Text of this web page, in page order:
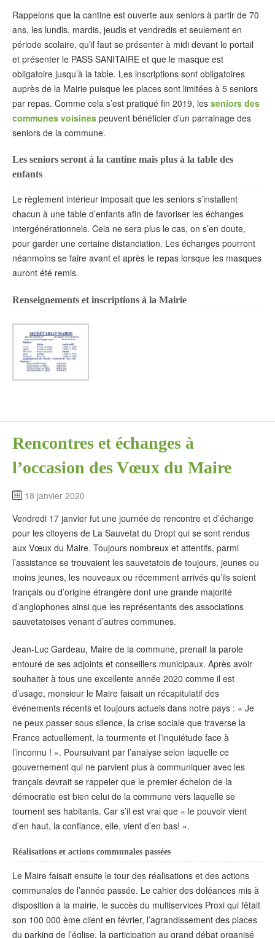
Rappelons que la cantine est ouverte aux seniors à partir de 70
ans, les lundis, mardis, jeudis et vendredis et seulement en
période scolaire, qu’il faut se présenter à midi devant le portail
et présenter le PASS SANITAIRE et que le masque est
obligatoire jusqu’à la table. Les inscriptions sont obligatoires
auprès de la Mairie puisque les places sont limitées à 5 seniors
par repas. Comme cela s’est pratiqué fin 2019, les seniors des
communes voisines peuvent bénéficier d’un parrainage des
seniors de la commune.
Les seniors seront à la cantine mais plus à la table des
enfants
Le règlement intérieur imposait que les seniors s’installent
chacun à une table d’enfants afin de favoriser les échanges
intergénérationnels. Cela ne sera plus le cas, on s’en doute,
pour garder une certaine distanciation. Les échanges pourront
néanmoins se faire avant et après le repas lorsque les masques
auront été remis.
Renseignements et inscriptions à la Mairie
Rencontres et échanges à
l’occasion des Vœux du Maire
18 janvier 2020
Vendredi 17 janvier fut une journée de rencontre et d’échange
pour les citoyens de La Sauvetat du Dropt qui se sont rendus
aux Vœux du Maire. Toujours nombreux et attentifs, parmi
l’assistance se trouvaient les sauvetatois de toujours, jeunes ou
moins jeunes, les nouveaux ou récemment arrivés qu’ils soient
français ou d’origine étrangère dont une grande majorité
d’anglophones ainsi que les représentants des associations
sauvetatoises venant d’autres communes.
Jean-Luc Gardeau, Maire de la commune, prenait la parole
entouré de ses adjoints et conseillers municipaux. Après avoir
souhaiter à tous une excellente année 2020 comme il est
d’usage, monsieur le Maire faisait un récapitulatif des
événements récents et toujours actuels dans notre pays : « Je
ne peux passer sous silence, la crise sociale que traverse la
France actuellement, la tourmente et l’inquiétude face à
l’inconnu ! ». Poursuivant par l’analyse selon laquelle ce
gouvernement qui ne parvient plus à communiquer avec les
français devrait se rappeler que le premier échelon de la
démocratie est bien celui de la commune vers laquelle se
tournent ses habitants. Car s’il est vrai que « le pouvoir vient
d’en haut, la confiance, elle, vient d’en bas! ».
Réalisations et actions communales passées
Le Maire faisait ensuite le tour des réalisations et des actions
communales de l’année passée. Le cahier des doléances mis à
disposition à la mairie, le succès du multiservices Proxi qui fêtait
son 100 000 ème client en février, l’agrandissement des places
du parking de l’église, la participation au grand débat organisé